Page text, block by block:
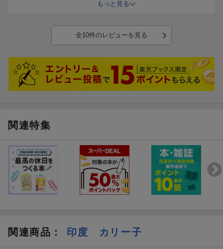
目なだけあって、ナン、バスマティライス、チャパティー、ポリヤ
もっと見る
全10件のレビューを見る
関連特集
関連商品 ： 印度 カリー子